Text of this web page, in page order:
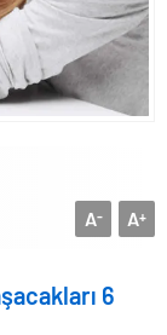
A+
A-
6